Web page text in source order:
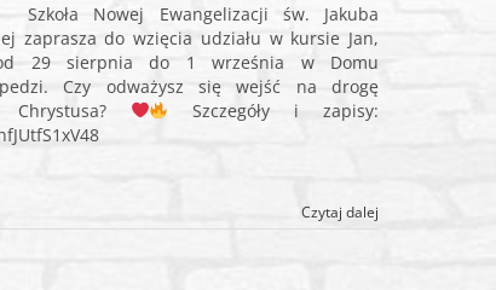
Nowej Ewangelizacji św. Jakuba
zaprasza do wzięcia udziału w kursie Jan,
29 sierpnia do 1 września w Domu
Czy odważysz się wejść na drogę
Chrystusa?
Szczegóły i zapisy:
Czytaj dalej